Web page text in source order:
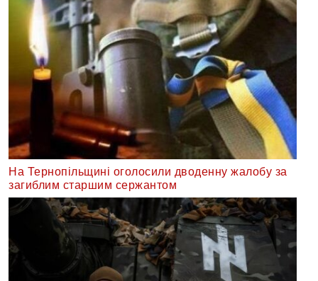
На Тернопільщині оголосили дводенну жалобу за
загиблим старшим сержантом